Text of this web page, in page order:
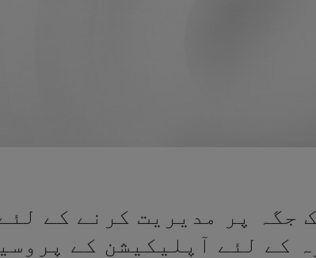
جگہ پر مدیریت کرنے کے
کے لئے آپلیکیشن کے